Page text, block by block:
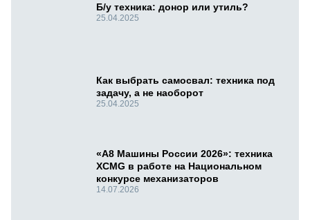
Б/у техника: донор или утиль?
25.04.2025
Как выбрать самосвал: техника под
задачу, а не наоборот
25.04.2025
«А8 Машины России 2026»: техника
XCMG в работе на Национальном
конкурсе механизаторов
14.07.2026